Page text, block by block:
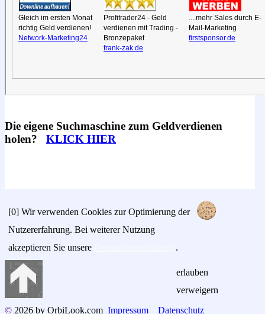
Die eigene Suchmaschine zum Geldverdienen
holen? KLICK HIER
[0] Wir verwenden Cookies zur Optimierung der
Nutzererfahrung. Bei weiterer Nutzung
akzeptieren Sie unsere
.
erlauben
verweigern
© 2026 by OrbiLook.com Impressum Datenschutz